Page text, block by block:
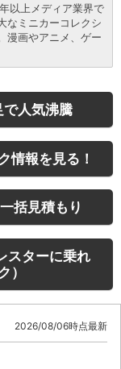
以上メディア業界で
なミニカーコレクシ
漫画やアニメ、ゲー
で人気沸騰
情報を見る！
括見積もり
スターに乗れ
）
2026/08/06時点最新